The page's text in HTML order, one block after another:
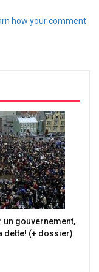
how your comment
un gouvernement,
dette! (+ dossier)